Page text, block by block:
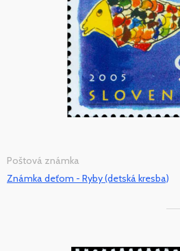
Poštová známka
Známka deťom - Ryby (detská kresba)